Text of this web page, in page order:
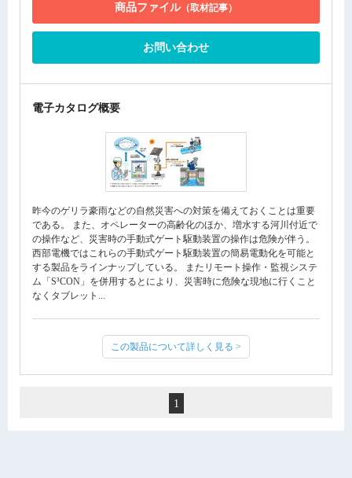
商品ファイル（取材記事）
お問い合わせ
電子カタログ概要
昨今のゲリラ豪雨などの自然災害への対策を備えておくことは重要
である。 また、オペレーターの高齢化のほか、増水する河川付近で
の操作など、災害時の手動式ゲート駆動装置の操作は危険が伴う。
西部電機ではこれらの手動式ゲート駆動装置の簡易電動化を可能と
する製品をラインナップしている。 またリモート操作・監視システ
ム「S³CON」を併用するとにより、災害時に危険な現地に行くこと
なくタブレット...
この製品について詳しく見る >
1